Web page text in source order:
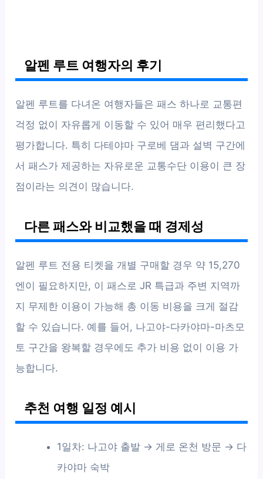
알펜 루트 여행자의 후기
알펜 루트를 다녀온 여행자들은 패스 하나로 교통편
걱정 없이 자유롭게 이동할 수 있어 매우 편리했다고
평가합니다. 특히 다테야마 구로베 댐과 설벽 구간에
서 패스가 제공하는 자유로운 교통수단 이용이 큰 장
점이라는 의견이 많습니다.
다른 패스와 비교했을 때 경제성
알펜 루트 전용 티켓을 개별 구매할 경우 약 15,270
엔이 필요하지만, 이 패스로 JR 특급과 주변 지역까
지 무제한 이용이 가능해 총 이동 비용을 크게 절감
할 수 있습니다. 예를 들어, 나고야-다카야마-마츠모
토 구간을 왕복할 경우에도 추가 비용 없이 이용 가
능합니다.
추천 여행 일정 예시
1일차: 나고야 출발 → 게로 온천 방문 → 다
카야마 숙박